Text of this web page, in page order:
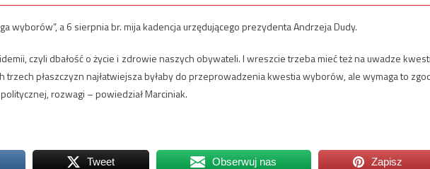
wyborów”, a 6 sierpnia br. mija kadencja urzędującego prezydenta Andrzeja Dudy.
czyli dbałość o życie i zdrowie naszych obywateli. I wreszcie trzeba mieć też na uwadze
trzech płaszczyzn najłatwiejsza byłaby do przeprowadzenia kwestia wyborów, ale wymaga to
rozwagi – powiedział Marciniak.
Tweet Obserwuj nas Zapisz